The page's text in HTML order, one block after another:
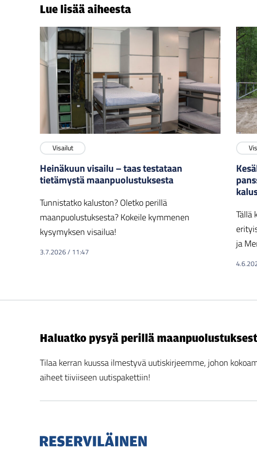
Lue lisää aiheesta
Visailut
Heinäkuun visailu – taas testataan
tietämystä maanpuolustuksesta
Tunnistatko kaluston? Oletko perillä
maanpuolustuksesta? Kokeile kymmenen
kysymyksen visailua!
3.7.2026/ 11:47
Tällä
ja
Haluatko pysyä perillä
Tilaa kerran kuussa ilmestyvä uutiskirjeemme, johon
aiheet tiiviiseen uutispakettiin!